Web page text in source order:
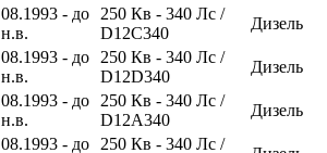
08.1993 - до
н.в.
250 Кв - 340 Лс /
D12C340
Дизель
08.1993 - до
н.в.
250 Кв - 340 Лс /
D12D340
Дизель
08.1993 - до
н.в.
250 Кв - 340 Лс /
D12A340
Дизель
08.1993 - до
250 Кв - 340 Лс /